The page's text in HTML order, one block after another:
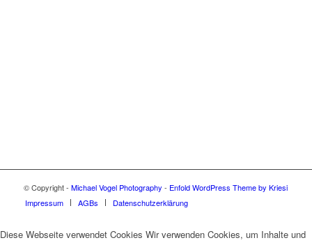
© Copyright - Michael Vogel Photography - Enfold WordPress Theme by Kriesi
Impressum
AGBs Datenschutzerklärung
Diese Webseite verwendet Cookies Wir verwenden Cookies, um Inhalte und